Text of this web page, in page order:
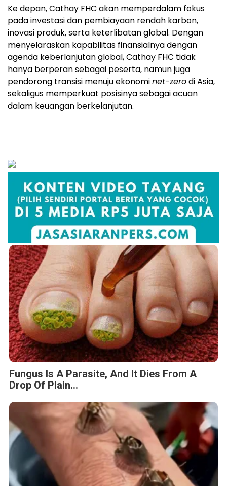
Ke depan, Cathay FHC akan memperdalam fokus
pada investasi dan pembiayaan rendah karbon,
inovasi produk, serta keterlibatan global. Dengan
menyelaraskan kapabilitas finansialnya dengan
agenda keberlanjutan global, Cathay FHC tidak
hanya berperan sebagai peserta, namun juga
pendorong transisi menuju ekonominet-zerodi Asia,
sekaligus memperkuat posisinya sebagai acuan
dalam keuangan berkelanjutan.
Fungus Is A Parasite, And It Dies From A
Drop Of Plain...